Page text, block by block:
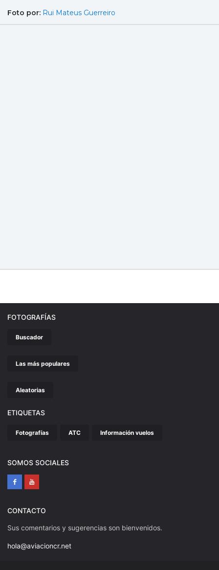
Foto por: Rui Mateus Guerreiro
FOTOGRAFÍAS
Buscador
Las más populares
Aleatorias
ETIQUETAS
Fotografías ATC Información vuelos
SOMOS SOCIALES
CONTACTO
Sus comentarios y sugerencias son bienvenidos.
hola@aviacioncr.net